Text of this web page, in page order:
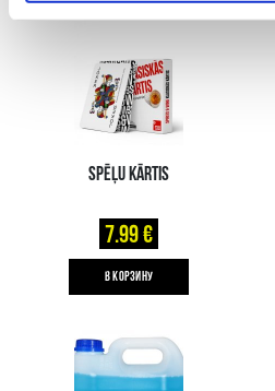
SPĒĻU KĀRTIS
7.99 €
B КОРЗИНУ